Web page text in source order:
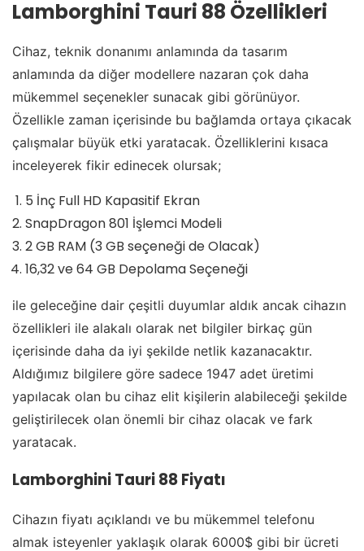
Lamborghini Tauri 88 Özellikleri
Cihaz, teknik donanımı anlamında da tasarım
anlamında da diğer modellere nazaran çok daha
mükemmel seçenekler sunacak gibi görünüyor.
Özellikle zaman içerisinde bu bağlamda ortaya çıkacak
çalışmalar büyük etki yaratacak. Özelliklerini kısaca
inceleyerek fikir edinecek olursak;
5 İnç Full HD Kapasitif Ekran
SnapDragon 801 İşlemci Modeli
2 GB RAM (3 GB seçeneği de Olacak)
16,32 ve 64 GB Depolama Seçeneği
ile geleceğine dair çeşitli duyumlar aldık ancak cihazın
özellikleri ile alakalı olarak net bilgiler birkaç gün
içerisinde daha da iyi şekilde netlik kazanacaktır.
Aldığımız bilgilere göre sadece 1947 adet üretimi
yapılacak olan bu cihaz elit kişilerin alabileceği şekilde
geliştirilecek olan önemli bir cihaz olacak ve fark
yaratacak.
Lamborghini Tauri 88 Fiyatı
Cihazın fiyatı açıklandı ve bu mükemmel telefonu
almak isteyenler yaklaşık olarak 6000$ gibi bir ücreti